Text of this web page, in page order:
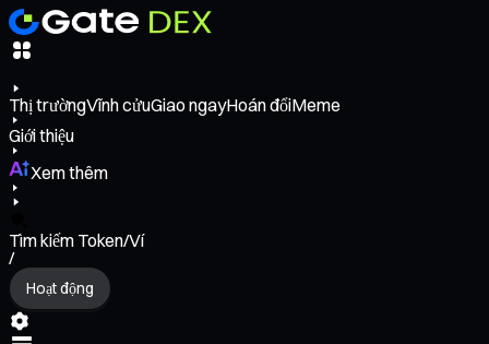
Thị trườngVĩnh cửuGiao ngayHoán đổiMeme
Giới thiệu
Xem thêm
Tìm kiếm Token/Ví
/
Hoạt động